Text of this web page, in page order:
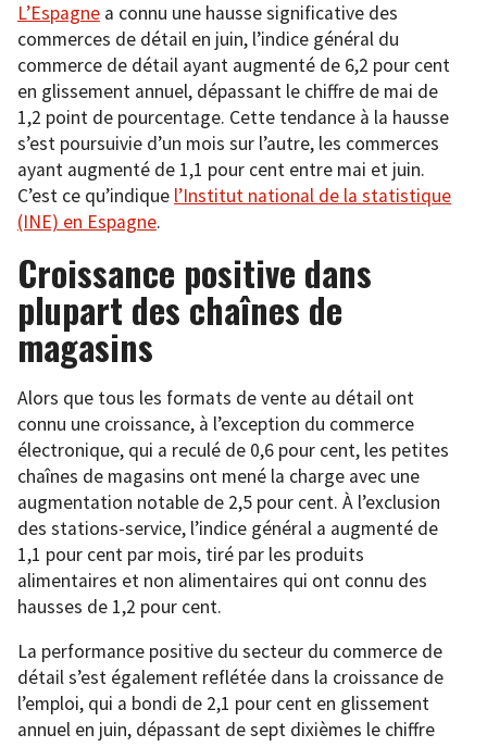
L’Espagne a connu une hausse significative des
commerces de détail en juin, l’indice général du
commerce de détail ayant augmenté de 6,2 pour cent
en glissement annuel, dépassant le chiffre de mai de
1,2 point de pourcentage. Cette tendance à la hausse
s’est poursuivie d’un mois sur l’autre, les commerces
ayant augmenté de 1,1 pour cent entre mai et juin.
C’est ce qu’indique l’Institut national de la statistique
(INE) en Espagne.
Croissance positive dans
plupart des chaînes de
magasins
Alors que tous les formats de vente au détail ont
connu une croissance, à l’exception du commerce
électronique, qui a reculé de 0,6 pour cent, les petites
chaînes de magasins ont mené la charge avec une
augmentation notable de 2,5 pour cent. À l’exclusion
des stations-service, l’indice général a augmenté de
1,1 pour cent par mois, tiré par les produits
alimentaires et non alimentaires qui ont connu des
hausses de 1,2 pour cent.
La performance positive du secteur du commerce de
détail s’est également reflétée dans la croissance de
l’emploi, qui a bondi de 2,1 pour cent en glissement
annuel en juin, dépassant de sept dixièmes le chiffre